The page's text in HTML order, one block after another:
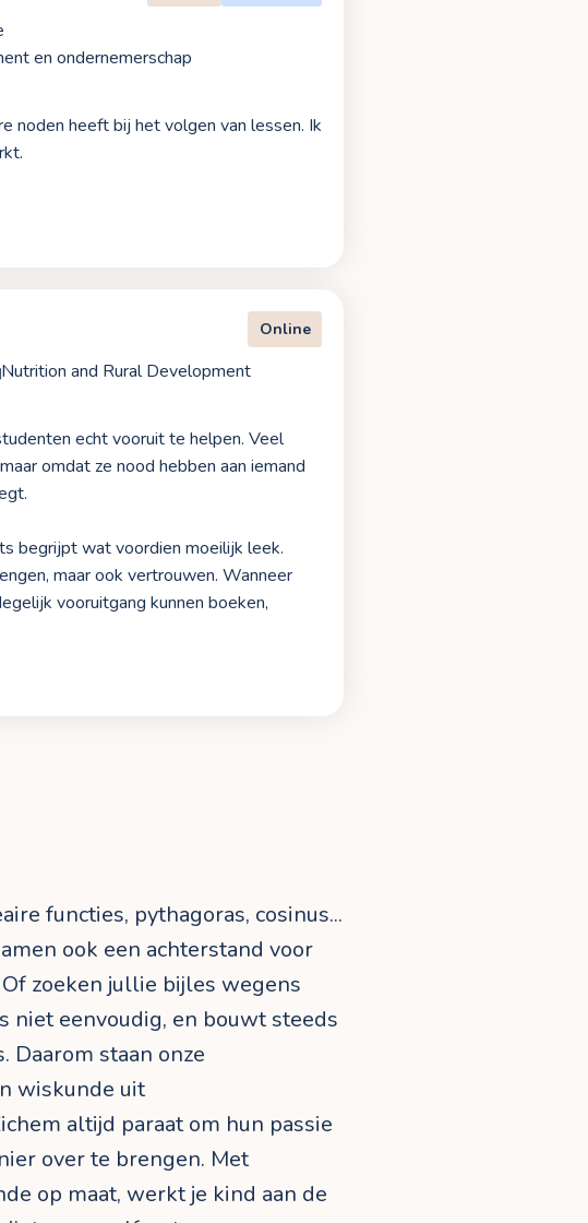
en ondernemerschap
noden heeft bij het volgen van lessen. Ik
Online
Nutrition and Rural Development
echt vooruit te helpen. Veel
omdat ze nood hebben aan iemand
begrijpt wat voordien moeilijk leek.
maar ook vertrouwen. Wanneer
vooruitgang kunnen boeken,
functies, pythagoras, cosinus...
ook een achterstand voor
zoeken jullie bijles wegens
niet eenvoudig, en bouwt steeds
Daarom staan onze
wiskunde uit
altijd paraat om hun passie
over te brengen. Met
op maat, werkt je kind aan de